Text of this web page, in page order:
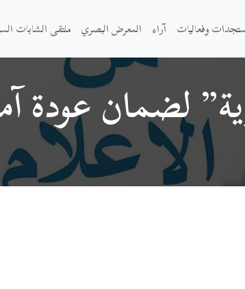
وفعاليات آراء المعرض البصري ملتقى الشابات
لضمان عودة